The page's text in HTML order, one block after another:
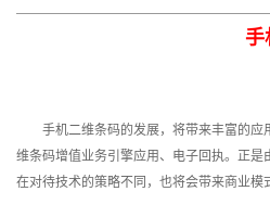
手
手机二维条码的发展，将带来丰富的应
维条码增值业务引擎应用、电子回执。正
在对待技术的策略不同，也将会带来商业模